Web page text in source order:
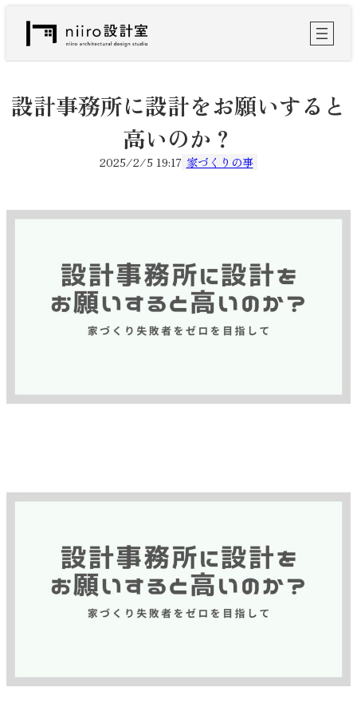
ス
ッ
プ
設計事務所に設計をお願いすると
高いのか？
2025/2/5 19:17 家づくりの事